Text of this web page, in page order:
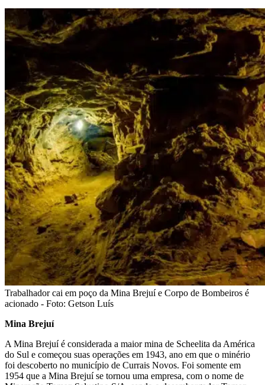
Trabalhador cai em poço da Mina Brejuí e Corpo de Bombeiros é
acionado - Foto: Getson Luís
Mina Brejuí
A Mina Brejuí é considerada a maior mina de Scheelita da América
do Sul e começou suas operações em 1943, ano em que o minério
foi descoberto no município de Currais Novos. Foi somente em
1954 que a Mina Brejuí se tornou uma empresa, com o nome de